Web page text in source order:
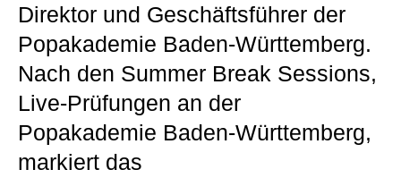
Direktor und Geschäftsführer der
Popakademie Baden-Württemberg.
Nach den Summer Break Sessions,
Live-Prüfungen an der
Popakademie Baden-Württemberg,
markiert das